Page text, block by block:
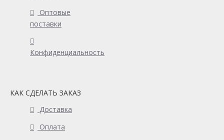
Оптовые
поставки
Конфиденциальность
КАК СДЕЛАТЬ ЗАКАЗ
Доставка
Оплата